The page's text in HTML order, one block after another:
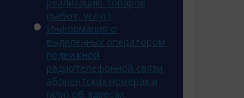
(работ, услуг)
Информация о
выделенных оператором
подвижной
радиотелефонной связи
абонентских номерах и
(или) об адресах